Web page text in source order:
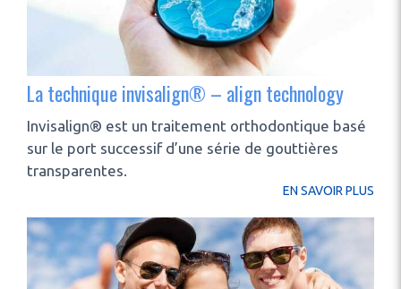
La technique invisalign® – align technology
Invisalign® est un traitement orthodontique basé
sur le port successif d’une série de gouttières
transparentes.
EN SAVOIR PLUS